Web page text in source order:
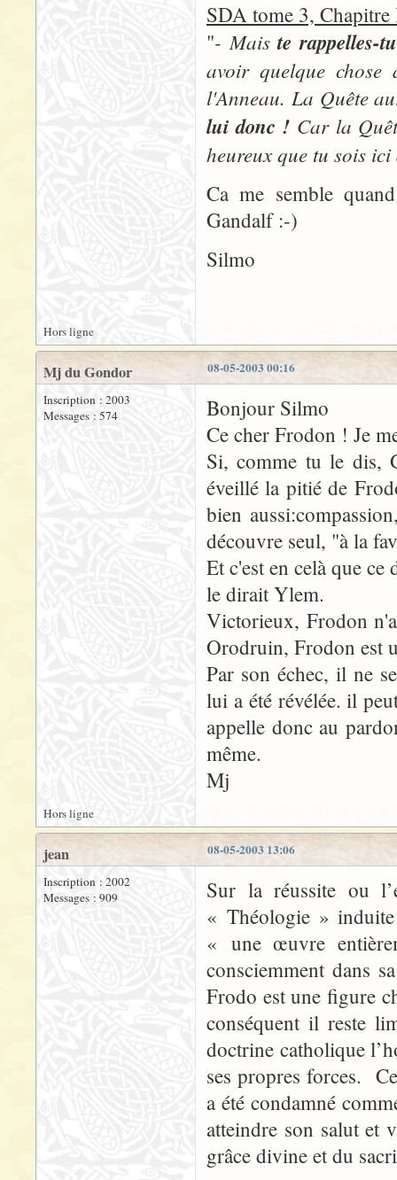
SDA tome 3,
"- Maiste rappelles-
avoir quelque
l'Anneau. La Quête
lui donc ! Car la
heureux que tu sois
Ca me semble
Gandalf :-)
Silmo
Hors ligne
08-05-2003 00:16
Mj du Gondor
Inscription : 2003
Messages : 574
Bonjour Silmo
Ce cher Frodon ! Je
Si, comme tu le dis,
éveillé la pitié de
bien
découvre seul, "à la
Et c'est en celà que
le dirait Ylem.
Victorieux, Frodon
Orodruin, Frodon est
Par son échec, il ne
lui a été révélée. il
appelle donc au
même.
Mj
Hors ligne
08-05-2003 13:06
jean
Inscription : 2002
Messages : 909
Sur la réussite ou
« Théologie »
« une œuvre
consciemment dans
Frodo est une figure
conséquent il reste
doctrine catholique
ses propres forces.
a été condamné
atteindre son salut et
grâce divine et du